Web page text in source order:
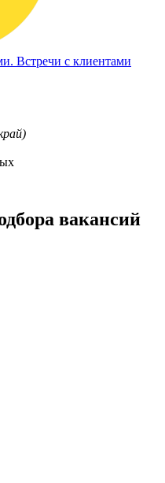
Встречи с клиентами
вакансий